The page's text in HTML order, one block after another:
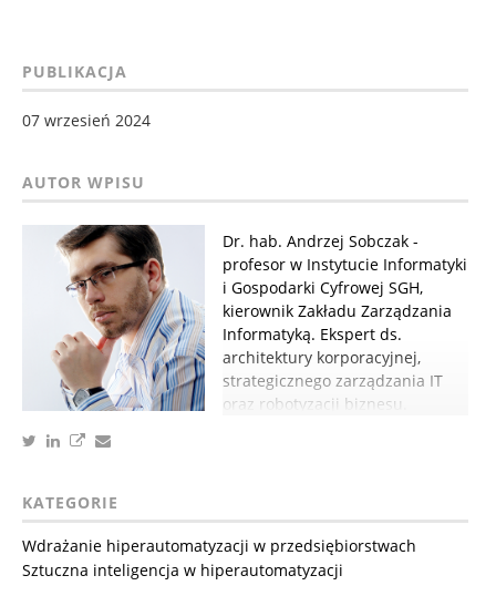
PUBLIKACJA
07 wrzesień 2024
Dr. hab. Andrzej Sobczak -
profesor w Instytucie Informatyki
i Gospodarki Cyfrowej SGH,
kierownik Zakładu Zarządzania
Informatyką. Ekspert ds.
architektury korporacyjnej,
strategicznego zarządzania IT
oraz robotyzacji biznesu.
KATEGORIE
Wdrażanie hiperautomatyzacji w przedsiębiorstwach
Sztuczna inteligencja w hiperautomatyzacji